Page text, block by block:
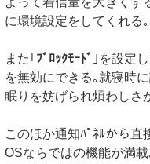
に環境設定をしてくれる｡
また｢ ﾌﾞﾛｯｸﾓｰﾄﾞ ｣を設定
を無効にできる｡就寝時
眠りを妨げられ煩わしさ
このほか通知ﾊﾟﾈﾙから
OSならではの機能が満